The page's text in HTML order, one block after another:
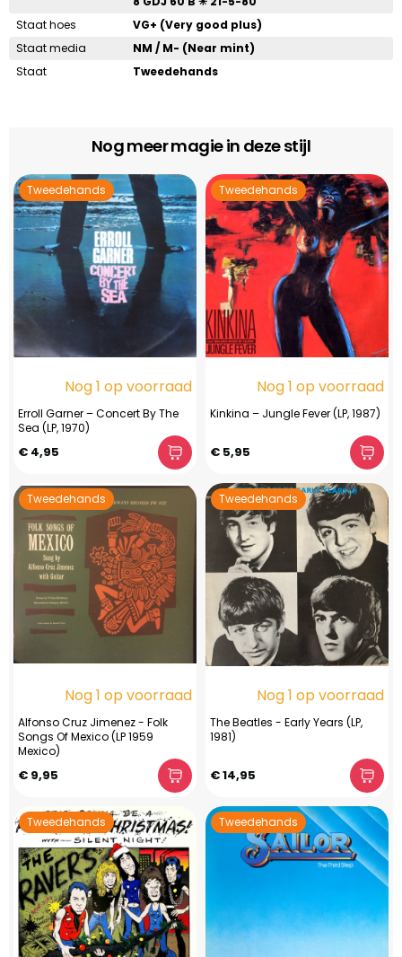
Staat hoes
VG+ (Very good plus)
Staat media
NM / M- (Near mint)
Staat
Tweedehands
Nog meer magie in deze stijl
Tweedehands
Nog 1 op voorraad
Erroll Garner – Concert By The
Sea (LP, 1970)
€ 4,95
Tweedehands
Nog 1 op voorraad
Kinkina – Jungle Fever (LP, 1987)
€ 5,95
Tweedehands
Nog 1 op voorraad
Alfonso Cruz Jimenez - Folk
Songs Of Mexico (LP 1959
Mexico)
€ 9,95
Tweedehands
Nog 1 op voorraad
The Beatles - Early Years (LP,
1981)
€ 14,95
Tweedehands Tweedehands